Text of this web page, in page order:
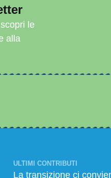
le
alla
ULTIMI CONTRIBUTI
La transizione ci